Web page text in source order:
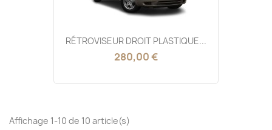
RÉTROVISEUR DROIT PLASTIQUE...
280,00 €
Affichage 1-10 de 10 article(s)